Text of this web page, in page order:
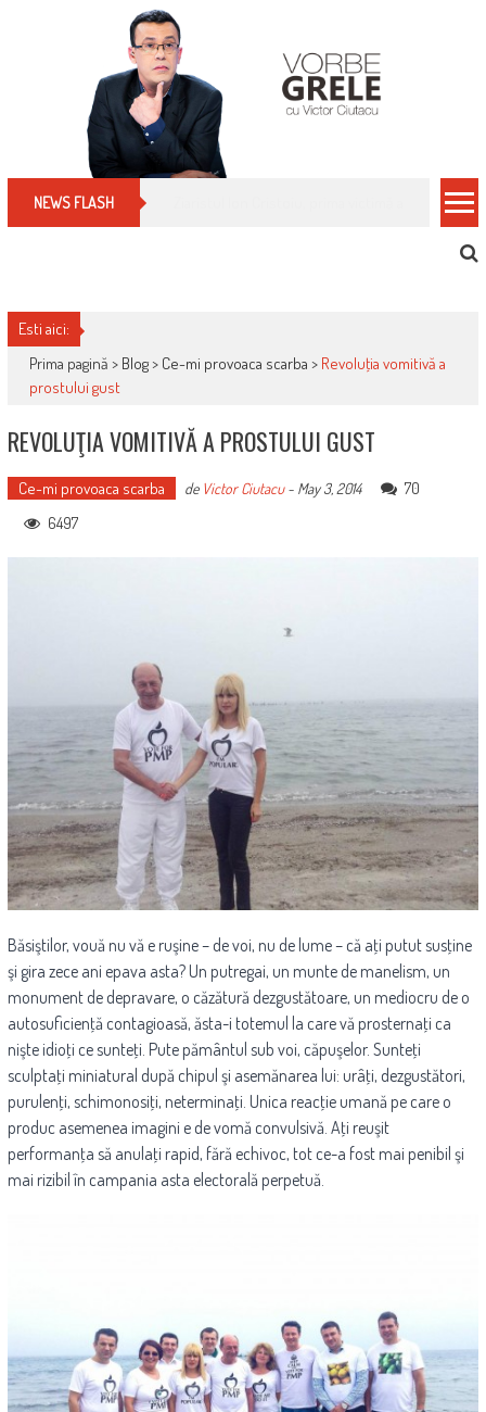
NEWS FLASH Cum îți schimbi, rapid, gratuit și eficient,
Esti aici:
Prima pagină > Blog> Ce-mi provoaca scarba > Revoluţia vomitivă a
prostului gust
REVOLUŢIA VOMITIVĂ A PROSTULUI GUST
Ce-mi provoaca scarba de Victor Ciutacu- May 3, 2014
70
6497
Băsiştilor, vouă nu vă e ruşine – de voi, nu de lume – că aţi putut susţine
şi gira zece ani epava asta? Un putregai, un munte de manelism, un
monument de depravare, o căzătură dezgustătoare, un mediocru de o
autosuficienţă contagioasă, ăsta-i totemul la care vă prosternaţi ca
nişte idioţi ce sunteţi. Pute pământul sub voi, căpuşelor. Sunteţi
sculptaţi miniatural după chipul şi asemănarea lui: urâţi, dezgustători,
purulenţi, schimonosiţi, neterminaţi. Unica reacţie umană pe care o
produc asemenea imagini e de vomă convulsivă. Aţi reuşit
performanţa să anulaţi rapid, fără echivoc, tot ce-a fost mai penibil şi
mai rizibil în campania asta electorală perpetuă.